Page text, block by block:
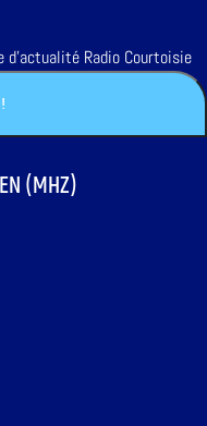
Radio Courtoisie
(MHZ)